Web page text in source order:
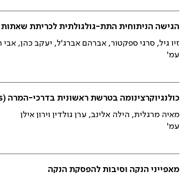
הגישה הניתוחית התת-גולגולתית לכריתת
זיו גיל, סרגי ספקטור, אברהם אברג'ל, יעקב כהן, אבי
עמ'
כולנגיוקרצינומה בטרשת ראשונית בדרכי-המרה (Primary sclerosing cholangitis): האם 'כרוניקה של מוות ידוע מראש'?
מאיה מרגלית, הילה אלינב, ערן גולדין וירון אילן
עמ'
מאפייני הנקה וסיבות להפסקת הנקה